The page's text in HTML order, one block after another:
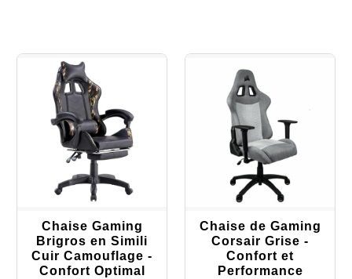
Chaise Gaming
Brigros en Simili
Cuir Camouflage -
Confort Optimal
Chaise de Gaming
Corsair Grise -
Confort et
Performance